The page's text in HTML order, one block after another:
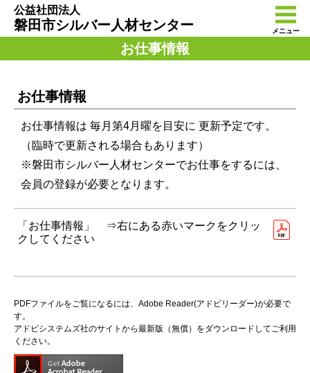
公益社団法人
磐田市シルバー人材センター メニュー
お仕事情報
お仕事情報
お仕事情報は 毎月第4月曜を目安に 更新予定です。
（臨時で更新される場合もあります）
※磐田市シルバー人材センターでお仕事をするには、
会員の登録が必要となります。
「お仕事情報」 ⇒右にある赤いマークをクリッ
クしてください
PDFファイルをご覧になるには、Adobe Reader(アドビリーダー)が必要で
す。
アドビシステムズ社のサイトから最新版（無償）をダウンロードしてご利用
ください。